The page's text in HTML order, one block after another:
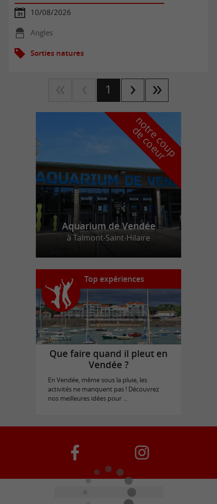
10/08/2026
Angles
Sorties natures
1
n
o
t
r
e
c
o
u
p
d
e
c
o
e
u
r
Aquarium de Vendée
à Talmont-Saint-Hilaire
Top expériences
Que faire quand il pleut en
Vendée ?
En Vendée, même sous la pluie, les
activités ne manquent pas ! Découvrez
nos meilleures idées pour ...